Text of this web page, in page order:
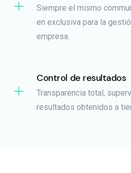
Siempre el mismo
en exclusiva para la
empresa.
Control de resultados​
Transparencia total,
resultados obtenidos a